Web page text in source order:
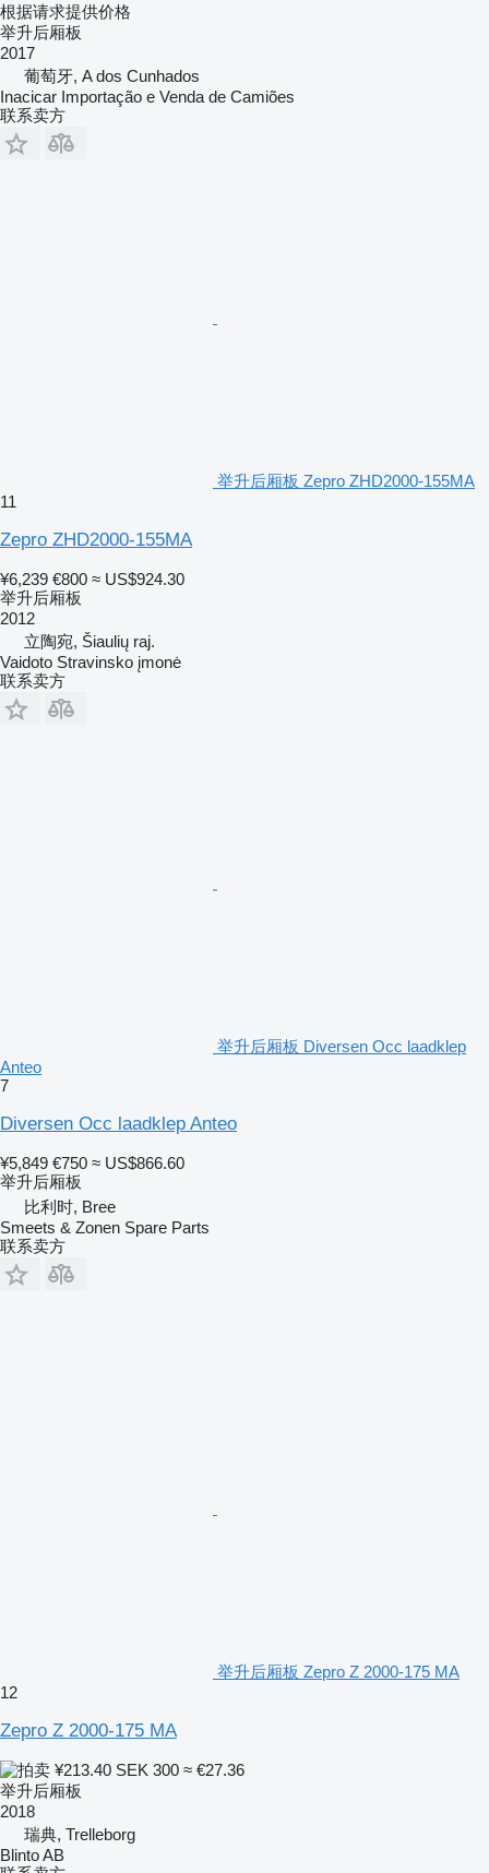
根据请求提供价格
举升后厢板
2017
葡萄牙, A dos Cunhados
Inacicar Importação e Venda de Camiões
联系卖方
举升后厢板 Zepro ZHD2000-155MA
11
Zepro ZHD2000-155MA
¥6,239 €800 ≈ US$924.30
举升后厢板
2012
立陶宛, Šiaulių raj.
Vaidoto Stravinsko įmonė
联系卖方
举升后厢板 Diversen Occ laadklep
Anteo
7
Diversen Occ laadklep Anteo
¥5,849 €750 ≈ US$866.60
举升后厢板
比利时, Bree
Smeets & Zonen Spare Parts
联系卖方
举升后厢板 Zepro Z 2000-175 MA
12
Zepro Z 2000-175 MA
¥213.40 SEK 300 ≈ €27.36
举升后厢板
2018
瑞典, Trelleborg
Blinto AB